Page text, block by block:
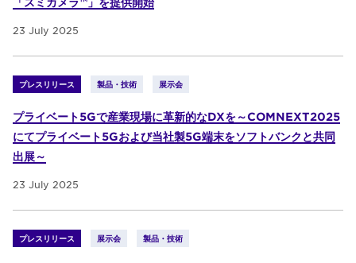
23 July 2025
プレスリリース 製品・技術 展示会
プライベート5Gで産業現場に革新的なDXを～COMNEXT2025
にてプライベート5Gおよび当社製5G端末をソフトバンクと共同
出展～
23 July 2025
プレスリリース 展示会 製品・技術